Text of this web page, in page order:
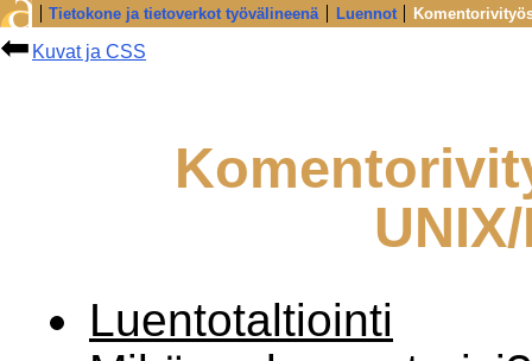
Luentotaltiointi
Kuvat ja CSS
Tietokone ja tietoverkot työvälineenä Luennot